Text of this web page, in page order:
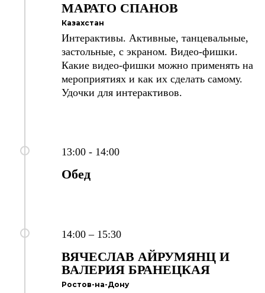
МАРАТО СПАНОВ
Казахстан
Интерактивы. Активные, танцевальные,
застольные, с экраном. Видео-фишки.
Какие видео-фишки можно применять на
мероприятиях и как их сделать самому.
Удочки для интерактивов.
13:00 - 14:00
Обед
14:00 – 15:30
ВЯЧЕСЛАВ АЙРУМЯНЦ И
ВАЛЕРИЯ БРАНЕЦКАЯ
Ростов-на-Дону